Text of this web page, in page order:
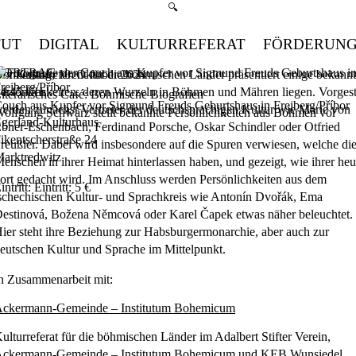
Suchmenü öffnen
🔍
DIGITAL KULTURREFERAT
Café: Böhmische Biografien
Schwarz stellt bekannte Persönlichkeiten aus Böhmen vor
aus Kupfer vor Sigmund Freuds Geburtshaus in Freiberg/Příbor
Kulturreferent für die böhmischen Länder präsentiert einige
deren Wurzeln in Böhmen und Mähren liegen.
zunächst Vertreter der deutschsprachigen Kultur wie Marie von
Eschenbach, Ferdinand Porsche, Oskar Schindler oder Otfried
Dabei wird insbesondere auf die Spuren verwiesen, welche
in ihrer Heimat hinterlassen haben, und gezeigt, wie ihrer
gedacht wird. Im Anschluss werden Persönlichkeiten aus dem
Kultur- und Sprachkreis wie Antonín Dvořák, Ema
Božena Němcová oder Karel Čapek etwas näher beleuchtet.
steht ihre Beziehung zur Habsburgermonarchie, aber auch zur
Kultur und Sprache im Mittelpunkt.
Zusammenarbeit mit:
Gemeinde – Institutum Bohemicum
für die böhmischen Länder im Adalbert Stifter Verein,
10. Oktober 2024
Uhr
Kulturhaus
24
Eintritt: 5 €